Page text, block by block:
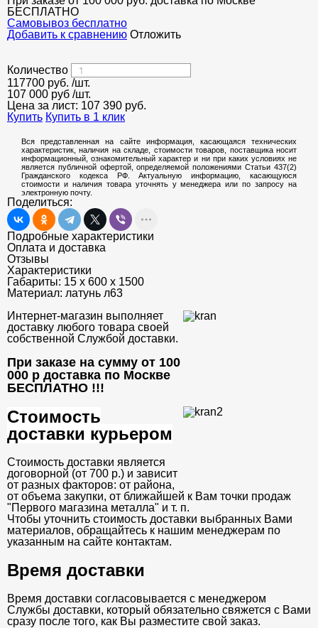
БЕСПЛАТНО
Cамовывоз бесплатно
Добавить к сравнению Отложить
Количество
117700 руб. /шт.
107 000 руб /шт.
Цена за лист: 107 390 руб.
Купить Купить в 1 клик
Вся представленная на сайте информация, касающаяся технических
характеристик, наличия на складе, стоимости товаров, поставщика носит
информационный, ознакомительный характер и ни при каких условиях не
является публичной офертой, определяемой положениями Статьи 437(2)
Гражданского кодекса РФ. Актуальную информацию, касающуюся
стоимости и наличия товара уточнять у менеджера или по запросу на
электронную почту.
Поделиться:
Подробные характеристики
Оплата и доставка
Отзывы
Характеристики
Габариты: 15 х 600 х 1500
Материал: латунь л63
Интернет-магазин выполняет
доставку любого товара своей
собственной Службой доставки.
При заказе на сумму от 100
000 р доставка по Москве
БЕСПЛАТНО !!!
Стоимость
доставки курьером
Стоимость доставки является
договорной (от 700 р.) и зависит
от разных факторов: от района,
от объема закупки, от ближайшей к Вам точки продаж
"Первого магазина металла" и т. п.
Чтобы уточнить стоимость доставки выбранных Вами
материалов, обращайтесь к нашим менеджерам по
указанным на сайте контактам.
Время доставки
Время доставки согласовывается с менеджером
Службы доставки, который обязательно свяжется с Вами
сразу после того, как Вы разместите свой заказ.